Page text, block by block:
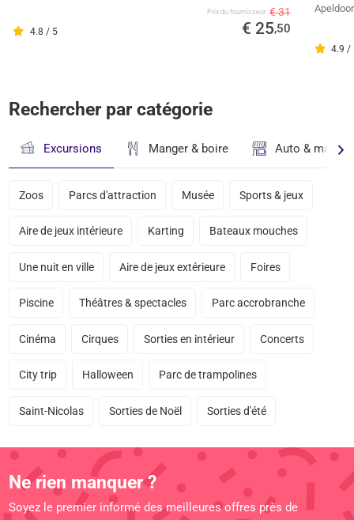
4.8 / 5
Prix ​​du fournisseur € 31
€ 25,50
4.9 /
Rechercher par catégorie
Excursions Manger & boire Auto &
Zoos Parcs d'attraction Musée Sports & jeux
Aire de jeux intérieure Karting Bateaux mouches
Une nuit en ville Aire de jeux extérieure Foires
Piscine Théâtres & spectacles Parc accrobranche
Cinéma Cirques Sorties en intérieur Concerts
City trip Halloween Parc de trampolines
Saint-Nicolas Sorties de Noël Sorties d'été
Ne rien manquer ?
Soyez le premier informé des meilleures offres près de